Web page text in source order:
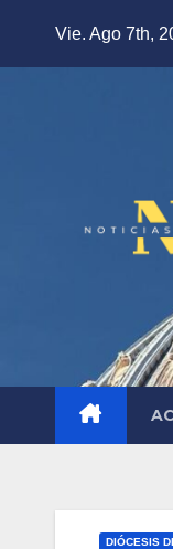
Vie. Ago 7th,
DIÓCESIS